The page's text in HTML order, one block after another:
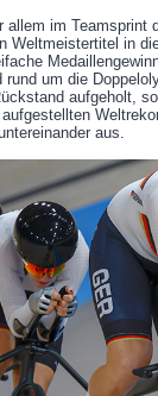
allem im Teamsprint
Weltmeistertitel in
rund um die
aufgeholt,
aus.